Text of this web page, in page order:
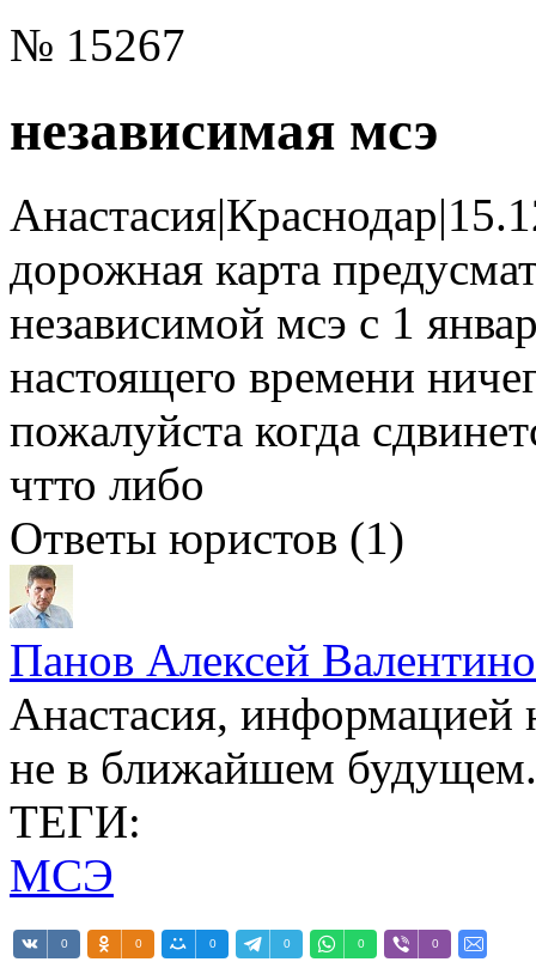
№ 15267
независимая мсэ
Анастасия|Краснодар|
дорожная карта
независимой мсэ с 1
настоящего времени
пожалуйста когда
чтто либо
Ответы юристов (1)
Панов Алексей
Анастасия, информацией
не в ближайшем
ТЕГИ:
МСЭ
0 0 0 0 0 0